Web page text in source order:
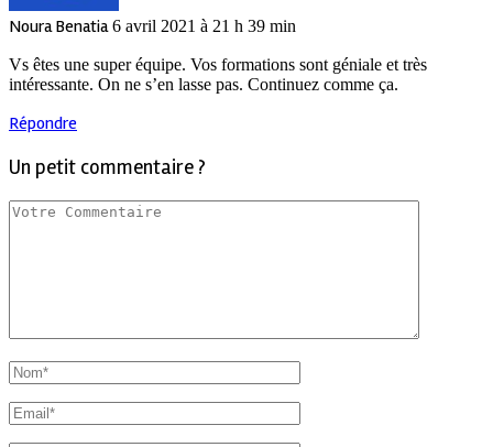
Noura Benatia 6 avril 2021 à 21 h 39 min
Vs êtes une super équipe. Vos formations sont géniale et très
intéressante. On ne s’en lasse pas. Continuez comme ça.
Répondre
Un petit commentaire ?